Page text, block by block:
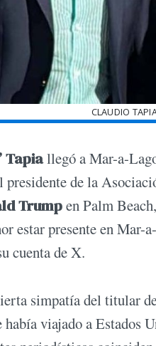
CLAUDIO
Tapiallegó a Mar-a-
de la
Trumpen Palm
estar presente en
cuenta de X.
simpatía del titular
había viajado a Estados